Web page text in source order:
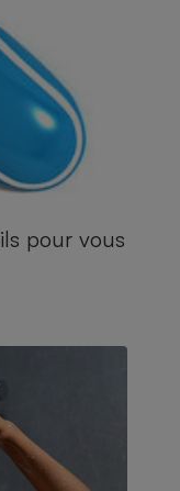
pour vous